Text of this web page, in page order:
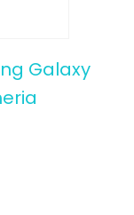
Galaxy